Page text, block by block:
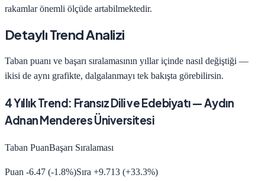
rakamlar önemli ölçüde artabilmektedir.
Detaylı Trend Analizi
Taban puanı ve başarı sıralamasının yıllar içinde nasıl değiştiği —
ikisi de aynı grafikte, dalgalanmayı tek bakışta görebilirsin.
4Yıllık Trend: Fransız Dili ve Edebiyatı—Aydın
Adnan Menderes Üniversitesi
Taban PuanBaşarı Sıralaması
Puan -6.47 (-1.8%)Sıra +9.713 (+33.3%)